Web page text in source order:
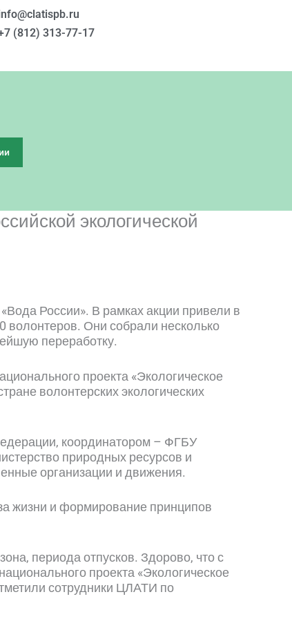
(812) 313-77-17
экологической
России». В рамках акции привели в
волонтеров. Они собрали несколько
переработку.
проекта «Экологическое
волонтерских экологических
координатором – ФГБУ
природных ресурсов и
организации и движения.
жизни и формирование принципов
периода отпусков. Здорово, что с
проекта «Экологическое
сотрудники ЦЛАТИ по